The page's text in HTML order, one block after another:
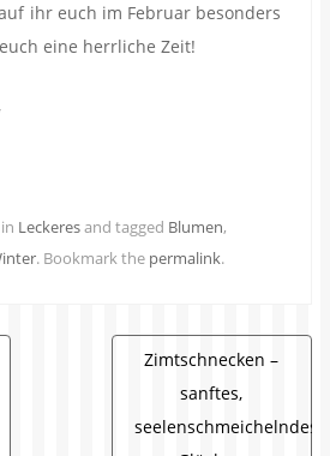
ihr euch im Februar besonders
eine herrliche Zeit!
Leckeresand tagged Blumen,
. Bookmark the permalink.
Zimtschnecken –
sanftes,
seelenschmeichelndes